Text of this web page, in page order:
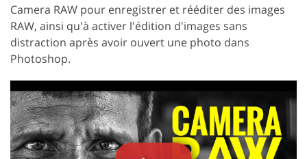
Camera RAW pour enregistrer et rééditer des images
RAW, ainsi qu'à activer l'édition d'images sans
distraction après avoir ouvert une photo dans
Photoshop.